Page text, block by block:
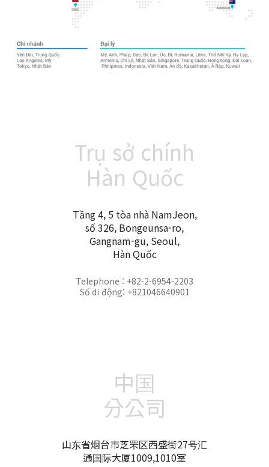
Trụ sở chính
Hàn Quốc
Tầng 4, 5 tòa nhà NamJeon,
số 326, Bongeunsa-ro,
Gangnam-gu, Seoul,
Hàn Quốc
Telephone : +82-2-6954-2203
Số di động: +821046640901
中国
分公司
山东省烟台市芝罘区西盛街27号汇
通国际大厦1009,1010室